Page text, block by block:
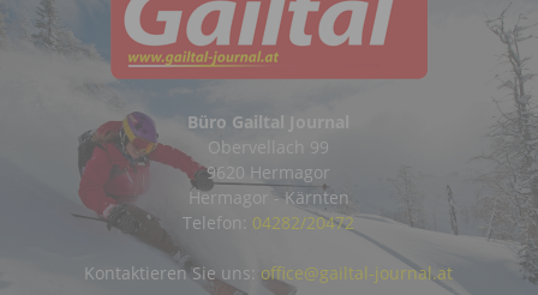
Büro Gailtal Journal
Obervellach 99
9620 Hermagor
Hermagor - Kärnten
Telefon: 04282/20472
Kontaktieren Sie uns: office@gailtal-journal.at